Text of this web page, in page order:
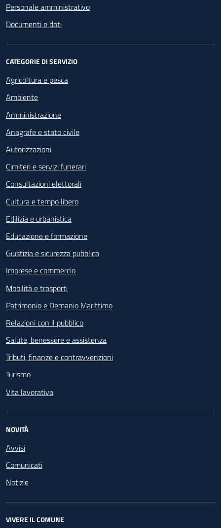
Personale amministrativo
Documenti e dati
CATEGORIE DI SERVIZIO
Agricoltura e pesca
Ambiente
Amministrazione
Anagrafe e stato civile
Autorizzazioni
Cimiteri e servizi funerari
Consultazioni elettorali
Cultura e tempo libero
Edilizia e urbanistica
Educazione e formazione
Giustizia e sicurezza pubblica
Imprese e commercio
Mobilità e trasporti
Patrimonio e Demanio Marittimo
Relazioni con il pubblico
Salute, benessere e assistenza
Tributi, finanze e contravvenzioni
Turismo
Vita lavorativa
NOVITÀ
Avvisi
Comunicati
Notizie
VIVERE IL COMUNE